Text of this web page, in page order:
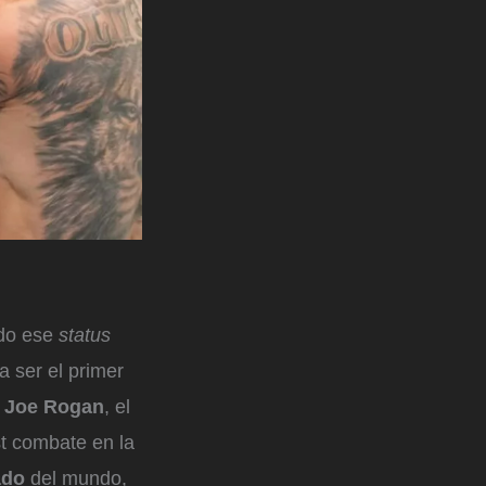
ese status
ser el primer
Joe Rogan, el
combate en la
del mundo,